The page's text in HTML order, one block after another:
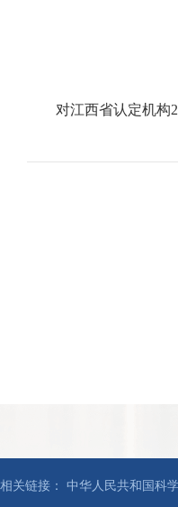
对江西省认定机构
相关链接： 中华人民共和国科